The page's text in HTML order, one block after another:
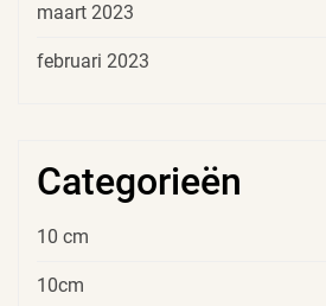
maart 2023
februari 2023
Categorieën
10 cm
10cm